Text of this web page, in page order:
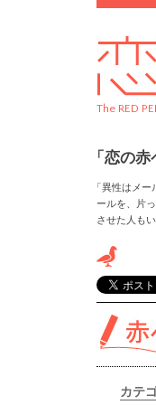
The RED
「恋の
「異性はメ
ールを、片
させた人も
カテ